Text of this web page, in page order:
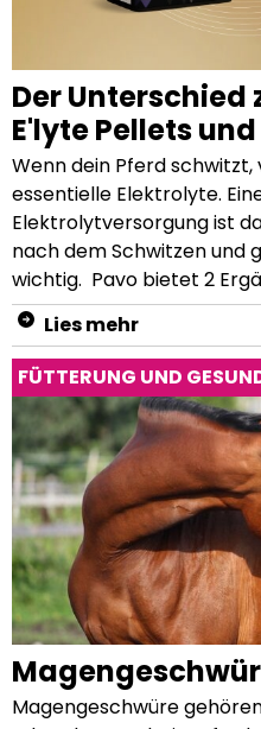
Der Unterschied
E'lyte Pellets
Wenn dein Pferd schwitzt, verliert es Flüssigkeit und essentielle Elektrolyte. Eine optimale Elektrolytversorgung ist daher sowohl vor als auch nach dem Schwitzen und großer Anstrengung enorm wichtig. Pavo bietet 2 Ergänzungsfuttermittel mit Elektrolyten für Pferde, die viel schwitzen und/oder großen Anstrengungen ausgesetzt sind: Pavo E’lyte als Pellets und Liquid. Beide Futterergänzungen enthalten Elektrolyte. Hierbei handelt es sich um Körpersalze, die dein Pferd beim Schwitzen verliert. Beide Produkten haben jedoch auch unterschiedliche Funktionen. Bevor wir dir beide Produkte vorstellen und die Unterschiede von Pavo E’lyte Pellets und Liquid erklären, noch ein kleiner Auszug zur Bedeutung von Elektrolyten. Was sind Elektrolyte? Die 3 Salze Natrium, Chlor und Kalium zählen zu den Elektrolyten. Diese Körpersalze gehören zu den Mineralstoffen und sind essentielle Bestandteile für den Organismus. Elektrolyte unterstützen die Reizweiterleitung im gesamten Körper, indem sie in positive oder negative Teilchen zerfallen. Darüber hinaus regulieren und stimulieren Elektrolyte im Pferdekörper den Flüssigkeitshaushalt. Auch für die Nährstoffversorgung von Gehirn, Nieren, Leber, Gelenke und dem Verdauungstrakt werden Elektrolyte benötigt. Wann solltest du Elektrolyte ergänzen? Wenn du dein Pferd viel trainierst oder es sehr warm ist, führt dies zu vermehrtem Schwitzen. Hierbei entsteht Verdunstungswärme auf der Haut, welche den Körper auf natürliche Weise kühlt. Im Sommer bei hohen Temperaturen schwitzt dein Pferd daher bereits ohne Anstrengung. Ein erster, leichter Flüssigkeitsverlust ist kein Grund zur Sorge. Oft reguliert sich der Flüssigkeits- und Elektrolythaushalt deines Pferdes selbst, wenn es uneingeschränkten Zugang zu frischem Wasser, einem Salzleckstein und qualitativ hochwertigem Heu hat. Wird dein Pferd intensiv gearbeitet und/oder schwitzt besonders viel? Dann ist eine Futterergänzung mit Elektrolyten empfehlenswert. Ziehe dabei nicht nur während der Sommerzeit und bei Hitze eine Elektrolytergänzung in Betracht. Auch im Winter kann dein Pferd mit dickem Winterfell, unter der Decke und während anstrengenden Trainingseinheiten vermehrt schwitzen. Werden Elektrolyte nicht rechtzeitig ergänzt, kann ein Mangel auftreten. Symptome eines Mangels können sich durch einen Ausdauerverlust und Trägheit äußern. Fehlen dem Organismus langfristig Elektrolyte und Flüssigkeit, kommt es zu einer Eindickung des Blutes. Hierdurch können die Organe nicht mehr optimal mit Energie und Nährstoffen versorgt werden. Es können Koliken sowie Muskelverspannungen auftreten. Auch das Risiko einer ernsthaften Dehydrierung steigt. Wie werden Elektrolyte ergänzt? Der normale Bedarf an Natrium und Chlorid kann mit Salz im Pferdefutter bzw. einem Salzleckstein abgedeckt werden. Beachte aber, dass Salzlecksteine nur aus Natrium und Chlorid bestehen und daher keinen vollständigen Ersatz aller wichtigen Elektrolyte bieten. Kalium ist in handelsüblichen Salzlecksteinen nicht enthalten. Der normale Bedarf an Kalium kann in kleinen Mengen mit hochwertigem Heu gedeckt werden. Du bist dir über die Qualität deines Heus unsicher? Dann führe am besten einen Raufutter-Schnelltest durch. Hat dein Pferd einen erhöhten Bedarf an Elektrolyten? Oder kann der normale Bedarf nicht ausreichend über den Salzleckstein und über Raufutter gedeckt werden? Dies kann der Fall sein, wenn dein Pferd den Salzleckstein nicht nutzt oder dein Heu nur einen geringen Kaliumgehalt hat. Dann ist eine gezielte Ergänzung von Elektrolyten empfehlenswert. Diese enthalten die richtigen Mengen an Kalium, Natrium und Chlorid sowie weiteren Köpersalzen und Mineralien im richtigen Verhältnis. Sowohl Pavo E’lyte als auch Pavo ReHydrate sind Ergänzungsfuttermittel speziell für Pferde, die viel schwitzen und dabei Flüssigkeit sowie Elektrolyte verlieren. Pavo E’lyte Pellets: Elektrolyte für eine optimale Ausdauer Pavo E’lyte sind kleine Pellets mit den benötigten Körpersalzen im richtigen Verhältnis. Das Besondere an E’lyte: Neben den 3 Körpersalzen Natrium, Chlorid und Kalium ist es zusätzlich mit Magnesium angereichert. Beim Schwitzen verliert dein Pferd nämlich auch diesen wichtigen Mineralstoff. Der Einfluss von Magnesium auf den Pferdekörper sollte nicht unterschätzt werden. Für lockere Muskeln und einen funktionierenden Blutkreislauf ist Magnesium essentiell. Pavo E’lyte kann direkt verfüttert, bzw. unter das tägliche Futtermittel gemischt werden. Die Pellets enthalten keinen Weizen und sind daher für eine glutenfreie Ernährung geeignet. Für welche Pferde ist Pavo E’lyte geeignet? Das Elektrolyte Ergänzungsfutter eignet sich für jedes (Sport-)Pferd und (Sport-)Pony. Eine Ergänzung von E’lyte ist in jeder sportlichen Disziplin, bei hohen
Lies mehr
FÜTTERUNG UND
Magengeschwüre gehören zu den häufigsten Erkrankungen beim Pferd. In zahlreichen Studien wurde bei verschiedenen Pferdegruppen die Häufigkeiten von Magengeschwüren und Magenschleimhautreizungen beschrieben. So leiden bis zu 50% alle Freizeitpferde, bis zu 75% aller Fohlen bzw. Absetzer, bis zu 60% aller Turnierpferde und sogar bis zu 90% aller Rennpferde unter Magenproblemen. Die Gründe hierfür sind vielfältig und oft noch nicht abschließend klar. Die Hauptursachen scheinen aber eine nicht artgerechte Fütterung und Haltung sowie zu viel Stress zu sein. Diskutiert werden auch genetische Faktoren, wie eine hohe Sensibilität. Aber wie entstehen Magengeschwüre, was sind die Symptome, was kannst du im Akutfall machen, wie kannst du ihnen vorbeugen? Das wollen wir in diesem Artikel klären. Wie Magengeschwüre entstehen Der Magen eines Pferdes besteht aus drei Teilen: einem drüsenlosen oberen Magenteil, einem drüsenreichen unteren Teil und dem Magenausgang. Im drüsenlosen Teil findet eine erste mikrobielle Verdauung im neutralen pH-Bereich statt. Im drüsenreichen Teil verdaut die aggressive Magensäure den Nahrungsbrei weiter, so dass der Verdauungsprozess im Dünndarm optimal abläuft. Menschen produzieren nur nach der Nahrungsaufnahme Magensäure. Anders ist es beim Pferd, das kontinuierlich, also rund um die Uhr, Magensäure produziert. Da dein Pferd eigentlich ein Dauerfresser ist, macht die kontinuierliche Zuführung von Magensäure durchaus Sinn. Die empfindliche Magenschleimhaut ist im unteren Teil des Magens, in dem bei guten Haltungs- und Fütterungsbedingungen kontinuierlich Futterbrei steht und verdaut wird, hervorragend gegen den niedrigen pH-Wert der Magensäure durch eine effektive Schutzschicht geschützt. Im oberen Teil fehlt dieser Schutz hingegen, da hier die Magenschleimhaut im Normalfall nicht mit der aggressiven Magensäure in Kontakt kommt. Entstehen lange Fresspausen oder wird generell zu wenig Raufutter gefüttert, ist die Menge an Rohfaser im Magen zu gering und der Nahrungsbrei ist deutlich flüssiger als üblich. Zudem fehlt durch mangelnde Kautätigkeit der Speichel, welcher beim Pferd nur durch Kauen gebildet wird. Der Speichel sorgt aber durch seinen neutralen pH-Wert für eine Abpufferung der überschüssigen Magensäure. Bei mangelnder Speichelzufuhr sinkt demnach der pH-Wert des Mageninhalts kontinuierlich weiter ab. Bei jeder Bewegung des Pferdes schwappt nun die saure Flüssigkeit in den ungeschützten drüsenlosen Teil, wodurch es vor allem am Übergang zu dem geschützten Magenbereich zu Reizungen der Schleimhaut (Gastritis) oder zu Magengeschwüren kommt. Auch bei der Fütterung von zu großen Mengen Kraftfutter pro Mahlzeit werden Magenprobleme begünstigt. Kraftfutter wird weniger stark gekaut, wodurch deutlich weniger Speichel für die Pufferung der Magensäure zur Verfügung steht. Zudem ist der relativ kleine Magen mit einer großen Menge Kraftfutter (ab 2 kg pro Mahlzeit) so gefüllt, dass der Futterbrei bis an den Übergang zum drüsenlosen Teil reicht. Wird nun auch noch trainiert, gelangt der saure Magenbrei kontinuierlich in den oberen Magenbereich, wodurch weitere Reizungen entstehen. Zudem wird auch die mikrobielle Verdauung massiv gestört. Ist dies nur einmalig der Fall, kann sich die Magenschleimhaut gut selbst regenerieren. Hält dieser Zustand jedoch über längere Zeit an oder ist Alltag, können aus dem Magenschleimhautreizungen Magengeschwüre (Magenulzera), auch Equine Gastric Ulcer Syndrome (EGUS) genannt, entstehen. Symptome bei Magenschleimhautreizungen und Magengeschwüren Die Symptome bei Magenproblemen sind sehr vielfältig und gerade am Anfang oft sehr unspezifisch. Das eine ausschlaggebende Symptom gibt es leider nicht. Einige Pferde zeigen ihr Unwohlsein aufgrund von Magenproblemen deutlich, andere kaum. Deshalb werden Magenschleimhautreizungen und Magengeschwüre oft spät, manchmal auch gar nicht erkannt. Gerade weil es nicht nur dieses eine Symptom gibt, ist es wichtig, die Möglichkeit von Magenproblemen immer im Hinterkopf zu haben, wenn sich dein Pferd auffällig verhält. Es gibt aber eine Liste von Anzeichen bei erwachsenen Pferden und bei Fohlen, die auf Magenprobleme hindeuten können. Tritt eines oder mehrere Symptome bei deinem Pferd auf, solltest du auf jeden Fall umgehend deinen Tierarzt zu Rate ziehen. Welche Symptome treten bei ausgewachsenen Pferden auf? Akute oder wiederkehrende Koliken, besonders nach dem Fressen von Kraftfutter Schlechtes oder selektives Fressen Vermehrtes oder reduziertes Trinken Häufiges Gähnen Maulgeruch Zähneknirschen Flehmen Leerkauen Aufstoßen Schlechter Allgemeinzustand Abwehrreaktion beim Satteln und Gurten Häufiges zum Bauch schauen Gewichtsverlust Verhaltensveränderungen, z.B. Koppen Welche Symptome treten bei Fohlen auf? Durchfall Kolik Schlechtes Milchtrinken oder ständiges Abbrechen Starkes Speicheln Zähneknirschen Aufgeblähter Bauch Fieber und Veränderungen im Blutbild Stumpfes Fell Schlechter Entwicklungszustand Diagnosemöglichkeiten beim Pferd bei Magengeschwüren Wenn du eines oder mehrere der erwähnten Symptome bei deinem Pferd regelmäßig bemerkst, ist eine tierärztliche Abklärung notwendig. Hierbei gibt es zwei Möglichkeiten der Diagnostik: Eine diagnostische Therapie mit Medikamenten oder eine Magenspiegelung (Gastroskopie). Eine Gastroskopie ist das erste Mittel der Wahl bei einem Verdacht auf Magenprobleme. Sie ist eine sichere Diagnose von entstehenden oder bestehenden Magenproblemen. Es handelt sich um einen kleinen Eingriff, der am stehenden, sedierten Pferd vorgenommen wird. Dein Pferd darf einige Stunden vorher nichts